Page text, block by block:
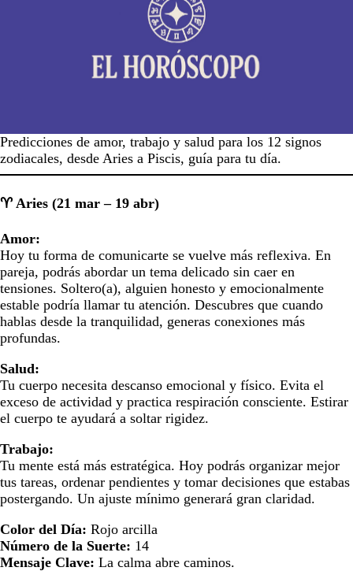
Predicciones de amor, trabajo y salud para los 12 signos
zodiacales, desde Aries a Piscis, guía para tu día.
♈ Aries (21 mar – 19 abr)
Amor:
Hoy tu forma de comunicarte se vuelve más reflexiva. En
pareja, podrás abordar un tema delicado sin caer en
tensiones. Soltero(a), alguien honesto y emocionalmente
estable podría llamar tu atención. Descubres que cuando
hablas desde la tranquilidad, generas conexiones más
profundas.
Salud:
Tu cuerpo necesita descanso emocional y físico. Evita el
exceso de actividad y practica respiración consciente. Estirar
el cuerpo te ayudará a soltar rigidez.
Trabajo:
Tu mente está más estratégica. Hoy podrás organizar mejor
tus tareas, ordenar pendientes y tomar decisiones que estabas
postergando. Un ajuste mínimo generará gran claridad.
Color del Día: Rojo arcilla
Número de la Suerte: 14
Mensaje Clave: La calma abre caminos.